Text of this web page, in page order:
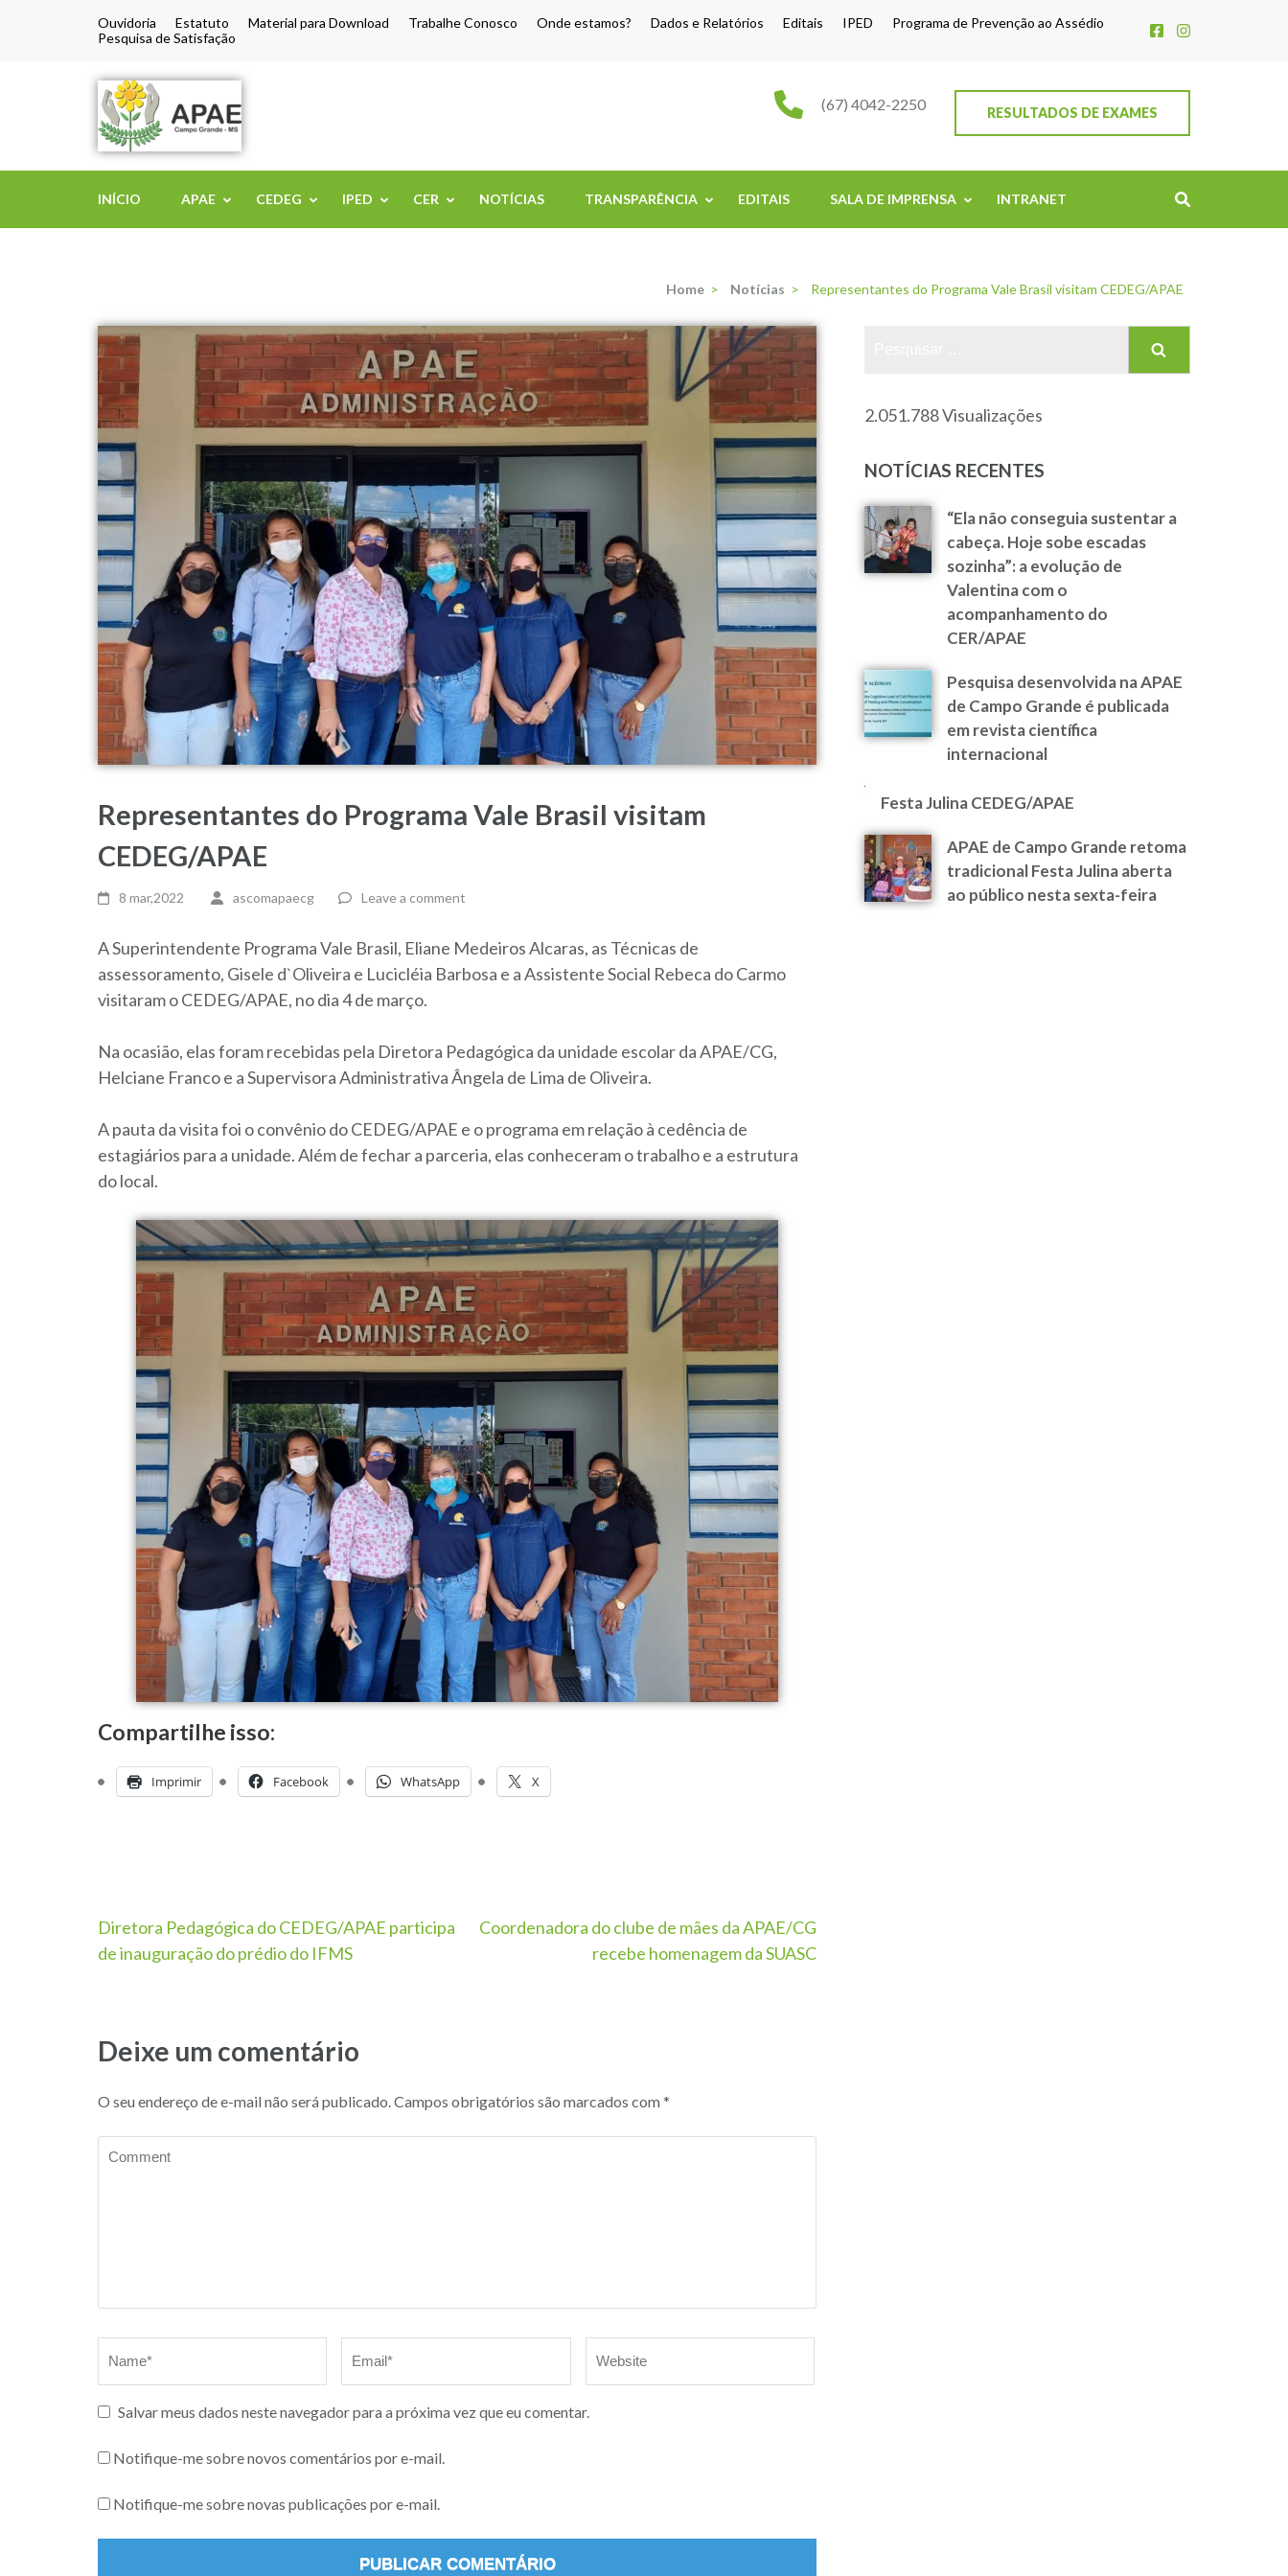
Ouvidoria Estatuto Material para Download Trabalhe Conosco Onde estamos? Dados e Relatórios Editais IPED
Programa de Prevenção ao Assédio
Pesquisa de Satisfação
RESULTADOS DE EXAMES
(67) 4042-2250
INÍCIO APAE CEDEG IPED CER NOTÍCIAS TRANSPARÊNCIA EDITAIS SALA DE IMPRENSA INTRANET
Home > Notícias > Representantes do Programa Vale Brasil visitam CEDEG/APAE
Representantes do Programa Vale Brasil visitam
CEDEG/APAE
8 mar,2022 ascomapaecg Leave a comment
A Superintendente Programa Vale Brasil, Eliane Medeiros Alcaras, as Técnicas de
assessoramento, Gisele d`Oliveira e Lucicléia Barbosa e a Assistente Social Rebeca do Carmo
visitaram o CEDEG/APAE, no dia 4 de março.
Na ocasião, elas foram recebidas pela Diretora Pedagógica da unidade escolar da APAE/CG,
Helciane Franco e a Supervisora Administrativa Ângela de Lima de Oliveira.
A pauta da visita foi o convênio do CEDEG/APAE e o programa em relação à cedência de
estagiários para a unidade. Além de fechar a parceria, elas conheceram o trabalho e a estrutura
do local.
Compartilhe isso:
Imprimir Facebook WhatsApp X
Diretora Pedagógica do CEDEG/APAE participa
de inauguração do prédio do IFMS
Coordenadora do clube de mães da APAE/CG
recebe homenagem da SUASC
Deixe um comentário
O seu endereço de e-mail não será publicado. Campos obrigatórios são marcados com *
Salvar meus dados neste navegador para a próxima vez que eu comentar.
Notifique-me sobre novos comentários por e-mail.
Notifique-me sobre novas publicações por e-mail.
2.051.788 Visualizações
NOTÍCIAS RECENTES
“Ela não conseguia sustentar a
cabeça. Hoje sobe escadas
sozinha”: a evolução de
Valentina com o
acompanhamento do
CER/APAE
Pesquisa desenvolvida na APAE
de Campo Grande é publicada
em revista científica
internacional
Festa Julina CEDEG/APAE
APAE de Campo Grande retoma
tradicional Festa Julina aberta
ao público nesta sexta-feira